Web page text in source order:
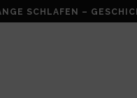
VON CHRISTIAN